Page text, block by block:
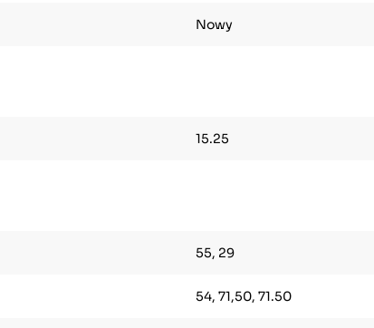
Nowy
15.25
55, 29
54, 71,50, 71.50